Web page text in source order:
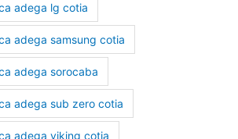
adega lg cotia
adega samsung cotia
adega sorocaba
adega sub zero cotia
adega viking cotia